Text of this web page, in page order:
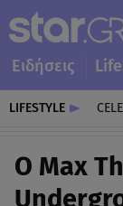
Ειδήσεις
LIFESTYLE
Ο Max